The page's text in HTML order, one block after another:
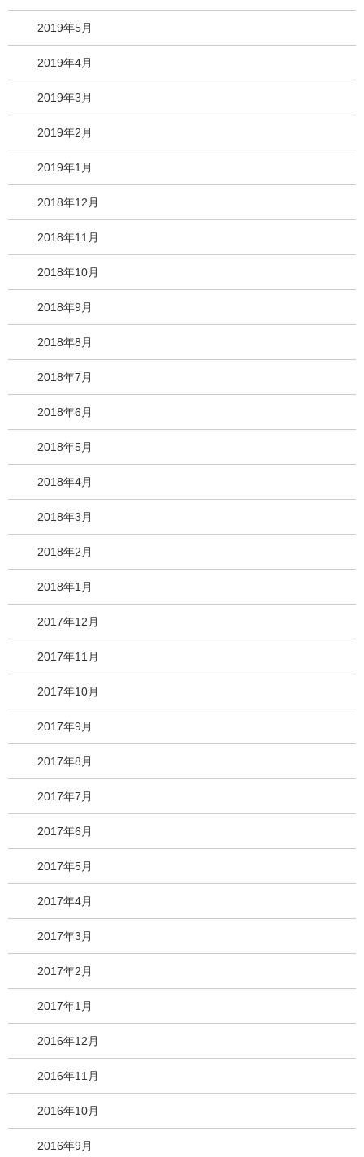
2019年5月
2019年4月
2019年3月
2019年2月
2019年1月
2018年12月
2018年11月
2018年10月
2018年9月
2018年8月
2018年7月
2018年6月
2018年5月
2018年4月
2018年3月
2018年2月
2018年1月
2017年12月
2017年11月
2017年10月
2017年9月
2017年8月
2017年7月
2017年6月
2017年5月
2017年4月
2017年3月
2017年2月
2017年1月
2016年12月
2016年11月
2016年10月
2016年9月